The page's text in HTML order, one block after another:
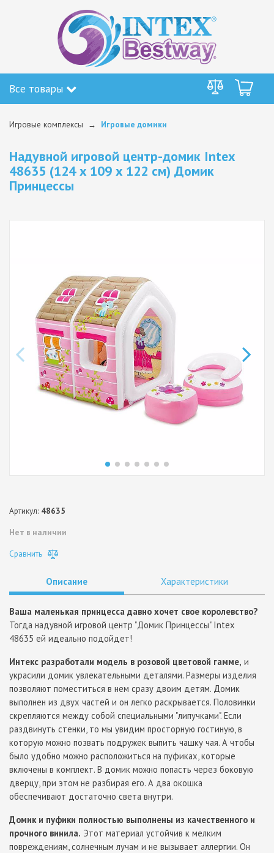
Все товары
Игровые комплексы Игровые домики
Надувной игровой центр-домик Intex
48635 (124 x 109 x 122 см) Домик
Принцессы
Артикул: 48635
Нет в наличии
Сравнить
Описание Характеристики
Ваша маленькая принцесса давно хочет свое королевство?
Тогда надувной игровой центр "Домик Принцессы" Intex
48635 ей идеально подойдет!
Интекс разработали модель в розовой цветовой гамме, и
украсили домик увлекательными деталями. Размеры изделия
позволяют поместиться в нем сразу двоим детям. Домик
выполнен из двух частей и он легко раскрывается. Половинки
скрепляются между собой специальными "липучками". Если
раздвинуть стенки, то мы увидим просторную гостиную, в
которую можно позвать подружек выпить чашку чая. А чтобы
было удобно можно расположиться на пуфиках, которые
включены в комплект. В домик можно попасть через боковую
дверцу, при этом не разбирая его. А два окошка
обеспечивают достаточно света внутри.
Домик и пуфики полностью выполнены из качественного и
прочного винила. Этот материал устойчив к мелким
повреждениям, солнечным лучам и не вызывает аллергии. Он